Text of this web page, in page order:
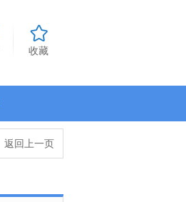
收藏
返回上一页